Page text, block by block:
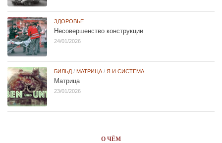
ЗДОРОВЬЕ
Несовершенство конструкции
24/01/2026
БИЛЬД / МАТРИЦА / Я И СИСТЕМА
Матрица
23/01/2026
О ЧЁМ